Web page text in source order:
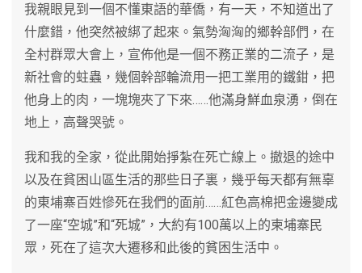
我親眼見到一個不懂東語的華僑，有一天，不知道出了
什麼錯，他突然被綁了起來。氣勢洶洶的鄉幹部們，在
全村群眾大會上，宣佈他是一個不務正業的二流子，是
新社會的蛀蟲，幾個幹部輪流用一把工業用的鐵鉗，把
他身上的肉，一塊塊夾了下來……他滿身鮮血泉湧，倒在
地上，高聲哭號。
我和我的全家，從此開始掙紮在死亡線上。撤退的途中
以及在貧困山區生活的那些日子裏，幾乎每天都有無辜
的東埔寨百姓慘死在我們的面前……紅色高棉把金邊變成
了一座“空城”和“死城”，大約有100萬以上的柬埔寨民
眾，死在了這次大遷移和此後的貧困生活中。